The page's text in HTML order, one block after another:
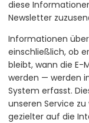
diese
Newsletter
Informationen
einschließlich, ob
bleibt, wann die E-
werden — werden
System erfasst.
unseren Service
gezielter auf die